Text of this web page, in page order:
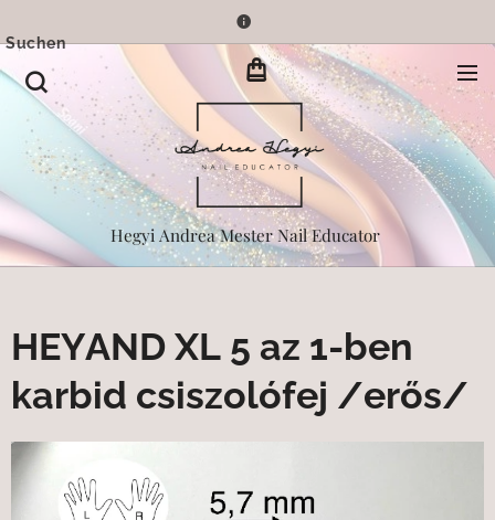
Hegyi Andrea Mester Nail Educator
Suchen
HEYAND XL 5 az 1-ben
karbid csiszolófej /erős/